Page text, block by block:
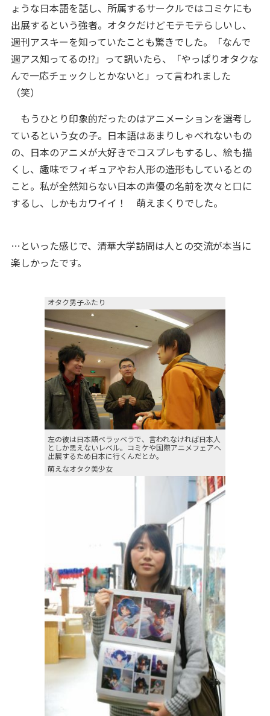
ょうな日本語を話し、所属するサークルではコミケにも
出展するという強者。オタクだけどモテモテらしいし、
週刊アスキーを知っていたことも驚きでした。「なんで
週アス知ってるの!?」って訊いたら、「やっぱりオタクな
んで一応チェックしとかないと」って言われました
（笑）
もうひとり印象的だったのはアニメーションを選考し
ているという女の子。日本語はあまりしゃべれないもの
の、日本のアニメが大好きでコスプレもするし、絵も描
くし、趣味でフィギュアやお人形の造形もしているとの
こと。私が全然知らない日本の声優の名前を次々と口に
するし、しかもカワイイ！ 萌えまくりでした。
…といった感じで、清華大学訪問は人との交流が本当に
楽しかったです。
オタク男子ふたり
左の彼は日本語ベラッベラで、言われなければ日本人
としか思えないレベル。コミケや国際アニメフェアへ
出展するため日本に行くんだとか。
萌えなオタク美少女